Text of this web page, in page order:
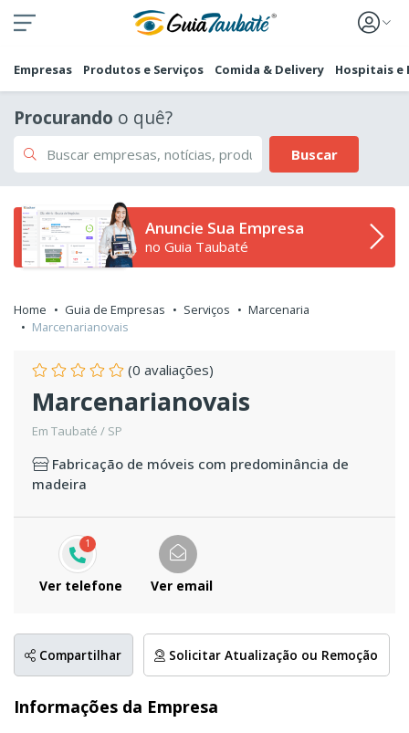
Empresas Produtos e Serviços Comida & Delivery Hospitais e
Procurando o quê?
Buscar
Anuncie Sua Empresa
no Guia Taubaté
Home Guia de Empresas Serviços
Marcenaria
Marcenarianovais
(0 avaliações)
Marcenarianovais
Em Taubaté / SP
Fabricação de móveis com predominância de
madeira
1
Ver telefone Ver email
Compartilhar Solicitar Atualização ou Remoção
Informações da Empresa